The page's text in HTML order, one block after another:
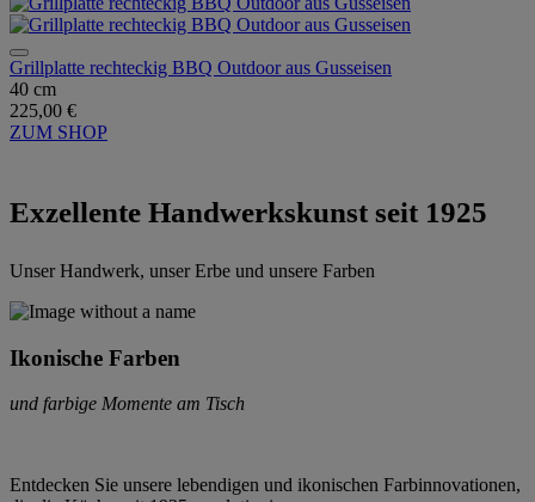
Grillplatte rechteckig BBQ Outdoor aus Gusseisen
40 cm
225,00 €
ZUM SHOP
Exzellente Handwerkskunst seit 1925
Unser Handwerk, unser Erbe und unsere Farben
Ikonische Farben
und farbige Momente am Tisch
Entdecken Sie unsere lebendigen und ikonischen Farbinnovationen,